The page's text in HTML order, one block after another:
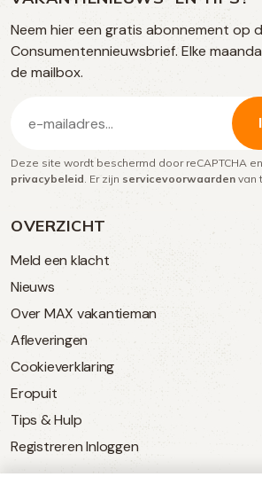
OVERZICHT
Meld een klacht
Nieuws
Over MAX vakantieman
Afleveringen
Cookieverklaring
Eropuit
Tips & Hulp
Registreren Inloggen
social
media
FacebookTikTokInstagram
Neem hier een gratis abonnement op
Consumentennieuwsbrief. Elke
de mailbox.
mailadres
(Vereist)
Deze site wordt beschermd door reCAPTCHA
privacybeleid . Er zijn servicevoorwaarden van